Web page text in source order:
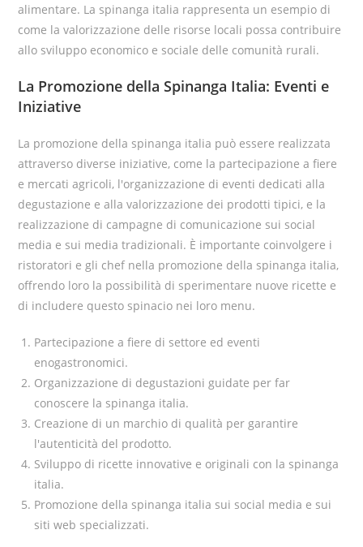
alimentare. La spinanga italia rappresenta un esempio di
come la valorizzazione delle risorse locali possa contribuire
allo sviluppo economico e sociale delle comunità rurali.
La Promozione della Spinanga Italia: Eventi e
Iniziative
La promozione della spinanga italia può essere realizzata
attraverso diverse iniziative, come la partecipazione a fiere
e mercati agricoli, l'organizzazione di eventi dedicati alla
degustazione e alla valorizzazione dei prodotti tipici, e la
realizzazione di campagne di comunicazione sui social
media e sui media tradizionali. È importante coinvolgere i
ristoratori e gli chef nella promozione della spinanga italia,
offrendo loro la possibilità di sperimentare nuove ricette e
di includere questo spinacio nei loro menu.
Partecipazione a fiere di settore ed eventi
enogastronomici.
Organizzazione di degustazioni guidate per far
conoscere la spinanga italia.
Creazione di un marchio di qualità per garantire
l'autenticità del prodotto.
Sviluppo di ricette innovative e originali con la spinanga
italia.
Promozione della spinanga italia sui social media e sui
siti web specializzati.